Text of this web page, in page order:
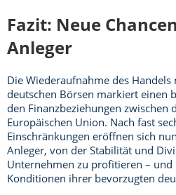
Fazit: Neue
Anleger
Die Wiederaufnahme des
deutschen Börsen markiert einen
den Finanzbeziehungen zwischen
Europäischen Union. Nach fast
Einschränkungen eröffnen sich
Anleger, von der Stabilität und
Unternehmen zu profitieren – und
Konditionen ihrer bevorzugten